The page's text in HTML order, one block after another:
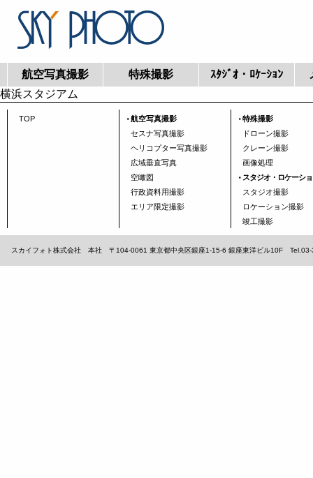
航空写真撮影 特殊撮影 ｽﾀｼﾞｵ・ﾛｹｰｼｮﾝ
横浜スタジアム
TOP
航空写真撮影
セスナ写真撮影
ヘリコプター写真撮影
広域垂直写真
空瞰図
行政資料用撮影
エリア限定撮影
特殊撮影
ドローン撮影
クレーン撮影
画像処理
スタジオ・ロケーシ
スタジオ撮影
ロケーション撮影
竣工撮影
スカイフォト株式会社 本社 〒104-0061 東京都中央区銀座1-15-6 銀座東洋ビル10F